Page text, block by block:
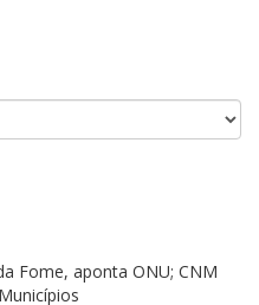
Fome, aponta ONU; CNM